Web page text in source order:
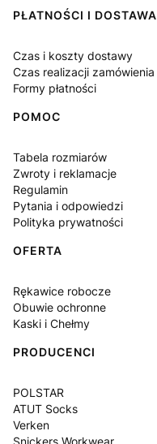
PŁATNOŚCI I DOSTAWA
Czas i koszty dostawy
Czas realizacji zamówienia
Formy płatności
POMOC
Tabela rozmiarów
Zwroty i reklamacje
Regulamin
Pytania i odpowiedzi
Polityka prywatności
OFERTA
Rękawice robocze
Obuwie ochronne
Kaski i Chełmy
PRODUCENCI
POLSTAR
ATUT Socks
Verken